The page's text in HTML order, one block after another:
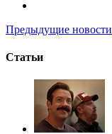
Предыдущие новости
Статьи